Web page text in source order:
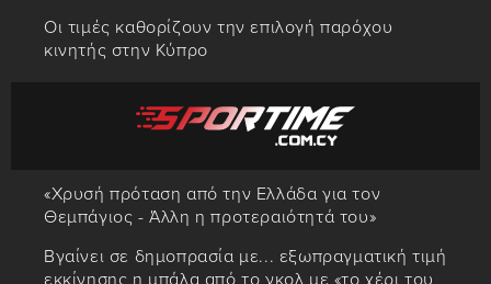
Οι τιμές καθορίζουν την επιλογή παρόχου
κινητής στην Κύπρο
«Χρυσή πρόταση από την Ελλάδα για τον
Θεμπάγιος - Άλλη η προτεραιότητά του»
Βγαίνει σε δημοπρασία με... εξωπραγματική τιμή